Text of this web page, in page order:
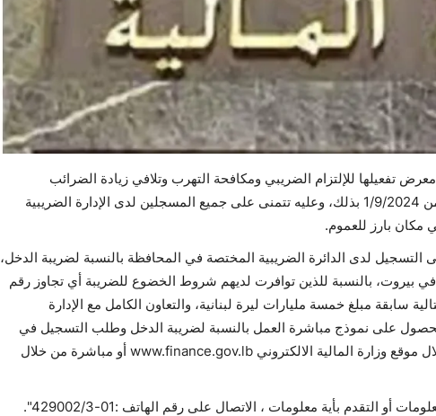
تفعيلها للإلتزام الضريبي ومكافحة التهرب وتلافي زيادة الضرائب
والرسوم، بدأت مسحاً ميدانياً شاملاً ابتداءً من 1/9/2024 بذلك، وعليه تتمنى على جميع المسجلين لدى الإدارة الضريبية
بارز للعموم.
التسجيل لدى الدائرة الضريبية المختصة في المحافظة بالنسبة لضريبة الدخل،
بيروت، بالنسبة للذين توافرت لديهم شروط الخضوع للضريبة أي تجاوز رقم
سابقة مبلغ خمسة مليارات ليرة لبنانية، والتعاون الكامل مع الإدارة
على نموذج مباشرة العمل بالنسبة لضريبة الدخل وطلب التسجيل في
مديرية الضريبة على القيمة المضافة من خلال موقع وزارة المالية الالكتروني www.finance.gov.lb أو مباشرة من خلال
التقدم بأية معلومات ، الاتصال على رقم الهاتف :01-429002/3".